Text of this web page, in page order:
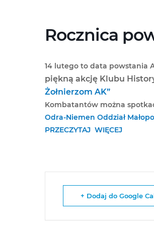
Rocznica
14 lutego to data powstania
piękną akcję Klubu
Żołnierzom AK”
Kombatantów można
Odra-Niemen Oddział
PRZECZYTAJ WIĘCEJ
+ Dodaj do Google